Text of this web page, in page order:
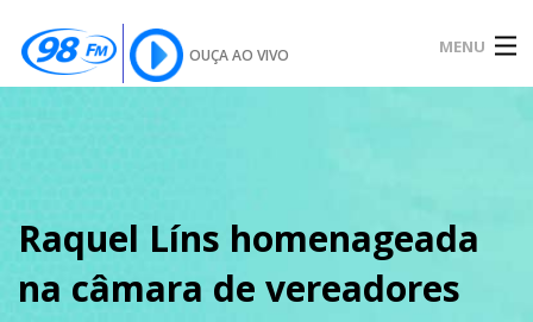
OUÇA AO VIVO MENU
SOBRE
Raquel Líns homenageada
na câmara de vereadores